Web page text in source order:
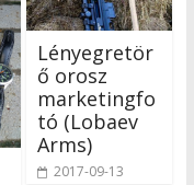
Lényegretör
ő orosz
marketingfo
tó (Lobaev
Arms)
2017-09-13